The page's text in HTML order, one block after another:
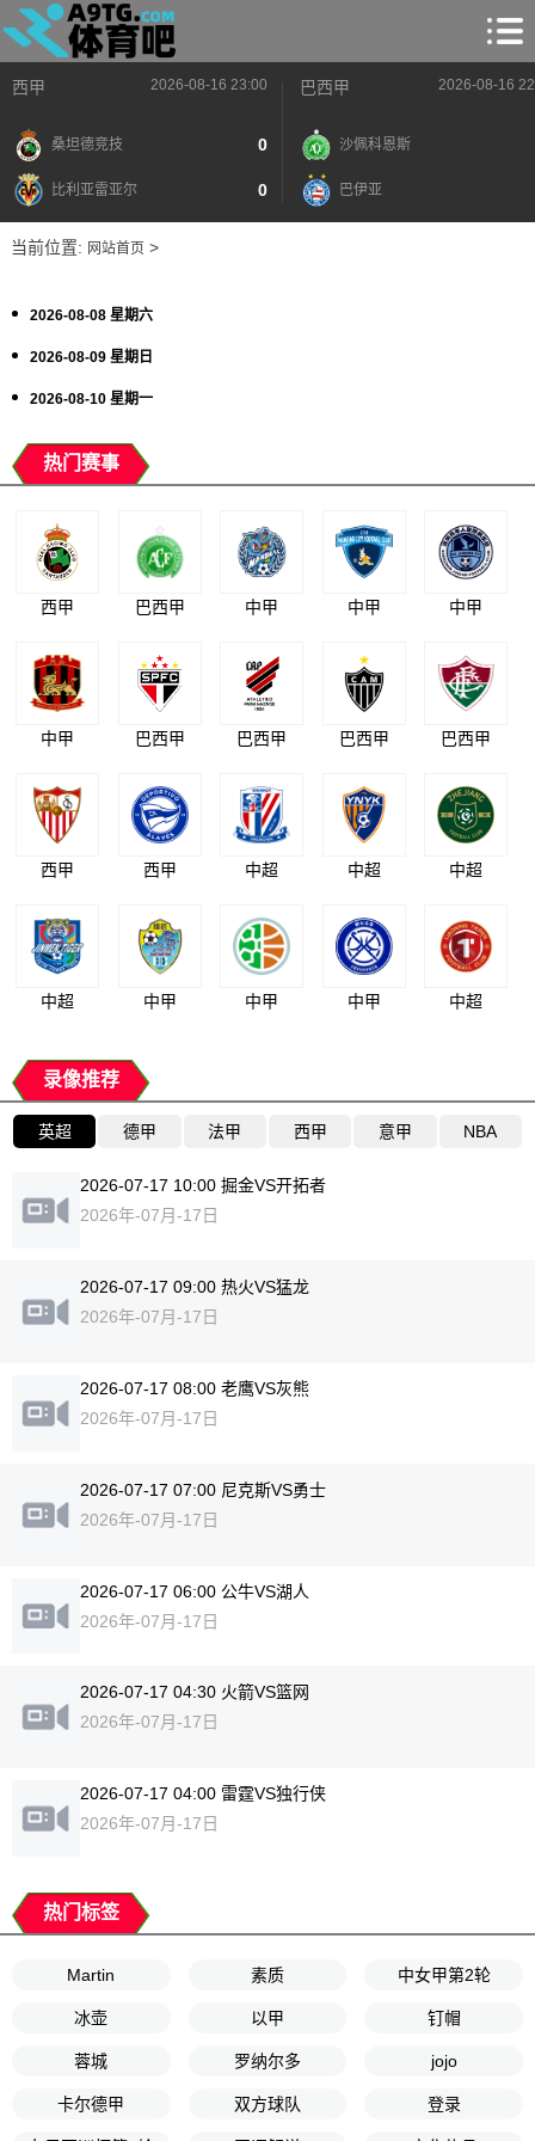
西甲 2026-08-16 23:00
桑坦德竞技 0
比利亚雷亚尔 0
巴西甲 2026-08-16
沙佩科恩斯
巴伊亚
当前位置: 网站首页>
2026-08-08 星期六
2026-08-09 星期日
2026-08-10 星期一
热门赛事
西甲 巴西甲 中甲 中甲 中甲
中甲 巴西甲 巴西甲 巴西甲 巴西甲
西甲 西甲 中超 中超 中超
中超 中甲 中甲 中甲 中超
录像推荐
英超 德甲 法甲 西甲 意甲 NBA
2026-07-17 10:00 掘金VS开拓者
2026年-07月-17日
2026-07-17 09:00 热火VS猛龙
2026年-07月-17日
2026-07-17 08:00 老鹰VS灰熊
2026年-07月-17日
2026-07-17 07:00 尼克斯VS勇士
2026年-07月-17日
2026-07-17 06:00 公牛VS湖人
2026年-07月-17日
2026-07-17 04:30 火箭VS篮网
2026年-07月-17日
2026-07-17 04:00 雷霆VS独行侠
2026年-07月-17日
热门标签
Martin 素质 中女甲第2轮
冰壶 以甲 钉帽
蓉城 罗纳尔多 jojo
卡尔德甲 双方球队 登录